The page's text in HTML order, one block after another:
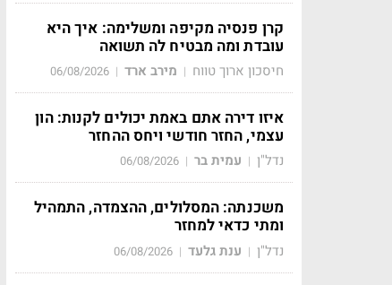
קרן פנסיה מקיפה ומשלימה: איך היא
עובדת ומה מבטיח לה תשואה
חיסכון ארוך טווח | מירב ארד |
06/08/2026
איזו דירה אתם באמת יכולים לקנות: הון
עצמי, החזר חודשי ויחס ההחזר
נדל"ן | עמית בר |
06/08/2026
משכנתה: המסלולים, ההצמדה, התמהיל
ומתי כדאי למחזר
נדל"ן | ענת גלעד |
06/08/2026